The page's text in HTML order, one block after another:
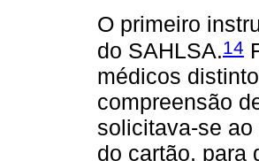
O primeiro
do SAHLSA.14
médicos
compreensão
solicitava-se
do cartão, para